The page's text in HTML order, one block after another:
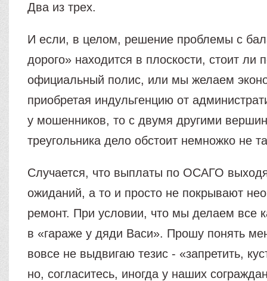
Два из трех.
И если, в целом, решение проблемы с
дорого» находится в плоскости, стоит ли
официальный полис, или мы желаем
приобретая индульгенцию от
у мошенников, то с двумя другими
треугольника дело обстоит немножко не
Случается, что выплаты по ОСАГО
ожиданий, а то и просто не покрывают
ремонт. При условии, что мы делаем все
в «гараже у дяди Васи». Прошу понять
вовсе не выдвигаю тезис - «запретить,
но, согласитесь, иногда у наших